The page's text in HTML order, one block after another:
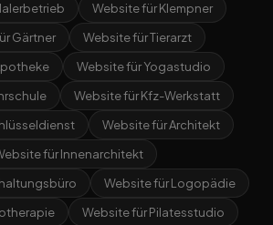
Website für Klempner
Gärtner
Website für Tierarzt
Website für Yogastudio
Website für Kfz-Werkstatt
Website für Architekt
für Innenarchitekt
Website für Logopädie
Website für Pilatesstudio